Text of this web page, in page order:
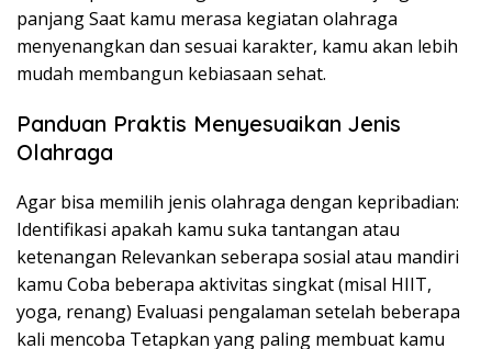
panjang Saat kamu merasa kegiatan olahraga
menyenangkan dan sesuai karakter, kamu akan lebih
mudah membangun kebiasaan sehat.
Panduan Praktis Menyesuaikan Jenis
Olahraga
Agar bisa memilih jenis olahraga dengan kepribadian:
Identifikasi apakah kamu suka tantangan atau
ketenangan Relevankan seberapa sosial atau mandiri
kamu Coba beberapa aktivitas singkat (misal HIIT,
yoga, renang) Evaluasi pengalaman setelah beberapa
kali mencoba Tetapkan yang paling membuat kamu